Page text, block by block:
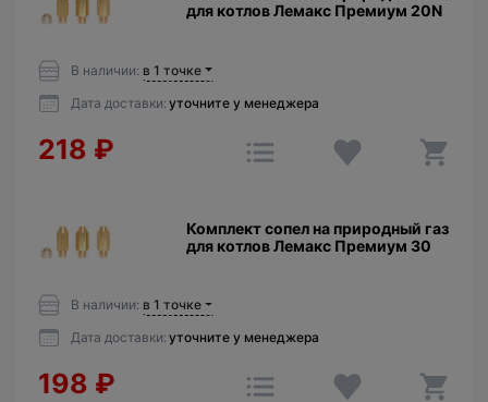
для котлов Лемакс Премиум 20N
В наличии: в 1 точке
Дата доставки: уточните у менеджера
218 ₽
Комплект сопел на природный газ
для котлов Лемакс Премиум 30
В наличии: в 1 точке
Дата доставки: уточните у менеджера
198 ₽